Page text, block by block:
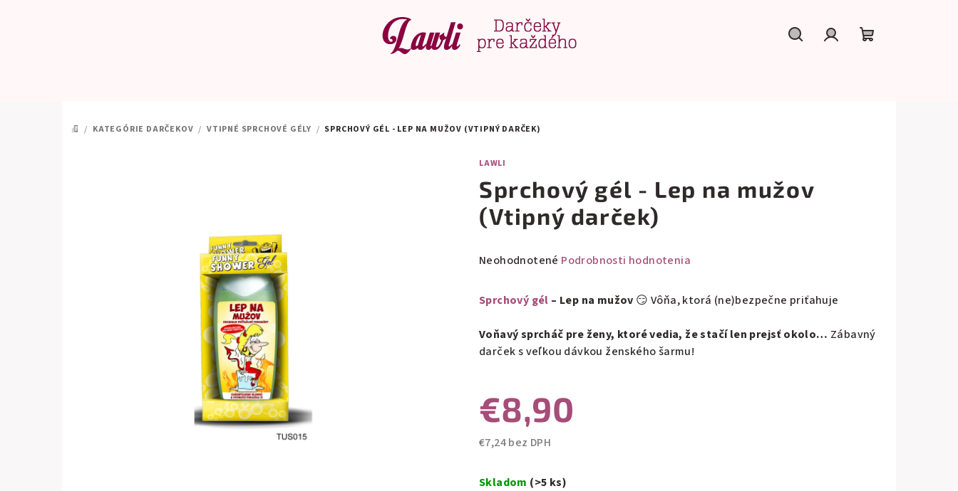
DOMOV
/ KATEGÓRIE DARČEKOV / VTIPNÉ SPRCHOVÉ GÉLY / SPRCHOVÝ GÉL - LEP NA MUŽOV (VTIPNÝ DARČEK)
LAWLI
Sprchový gél - Lep na mužov
(Vtipný darček)
Priemerné
produktu
je
0,0
z
Neohodnotené Podrobnosti hodnotenia
Sprchový gél – Lep na mužov 😏 Vôňa, ktorá (ne)bezpečne priťahuje
Voňavý sprcháč pre ženy, ktoré vedia, že stačí len prejsť okolo… Zábavný
darček s veľkou dávkou ženského šarmu!
€8,90
€7,24 bez DPH
cena:
Skladom (>5 ks)